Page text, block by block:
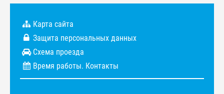
Карта сайта
Защита персональных данных
Схема проезда
Время работы. Контакты